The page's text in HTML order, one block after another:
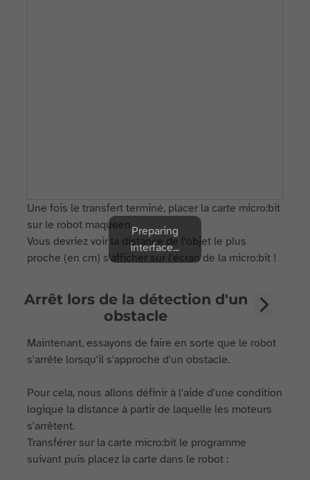
Une fois le transfert terminé, placer la carte micro:bit
sur le robot maqueen.
Vous devriez voir la distance de l'objet le plus
proche (en cm) s'afficher sur l'écran de la micro:bit !
Arrêt lors de la détection d'un
obstacle
Maintenant, essayons de faire en sorte que le robot
s'arrête lorsqu'il s'approche d'un obstacle.
Pour cela, nous allons définir à l'aide d'une condition
logique la distance à partir de laquelle les moteurs
s'arrêtent.
Transférer sur la carte micro:bit le programme
suivant puis placez la carte dans le robot :
Preparing
interface...